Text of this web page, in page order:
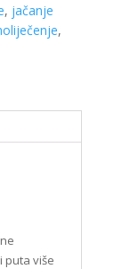
, jačanje
,
puta više